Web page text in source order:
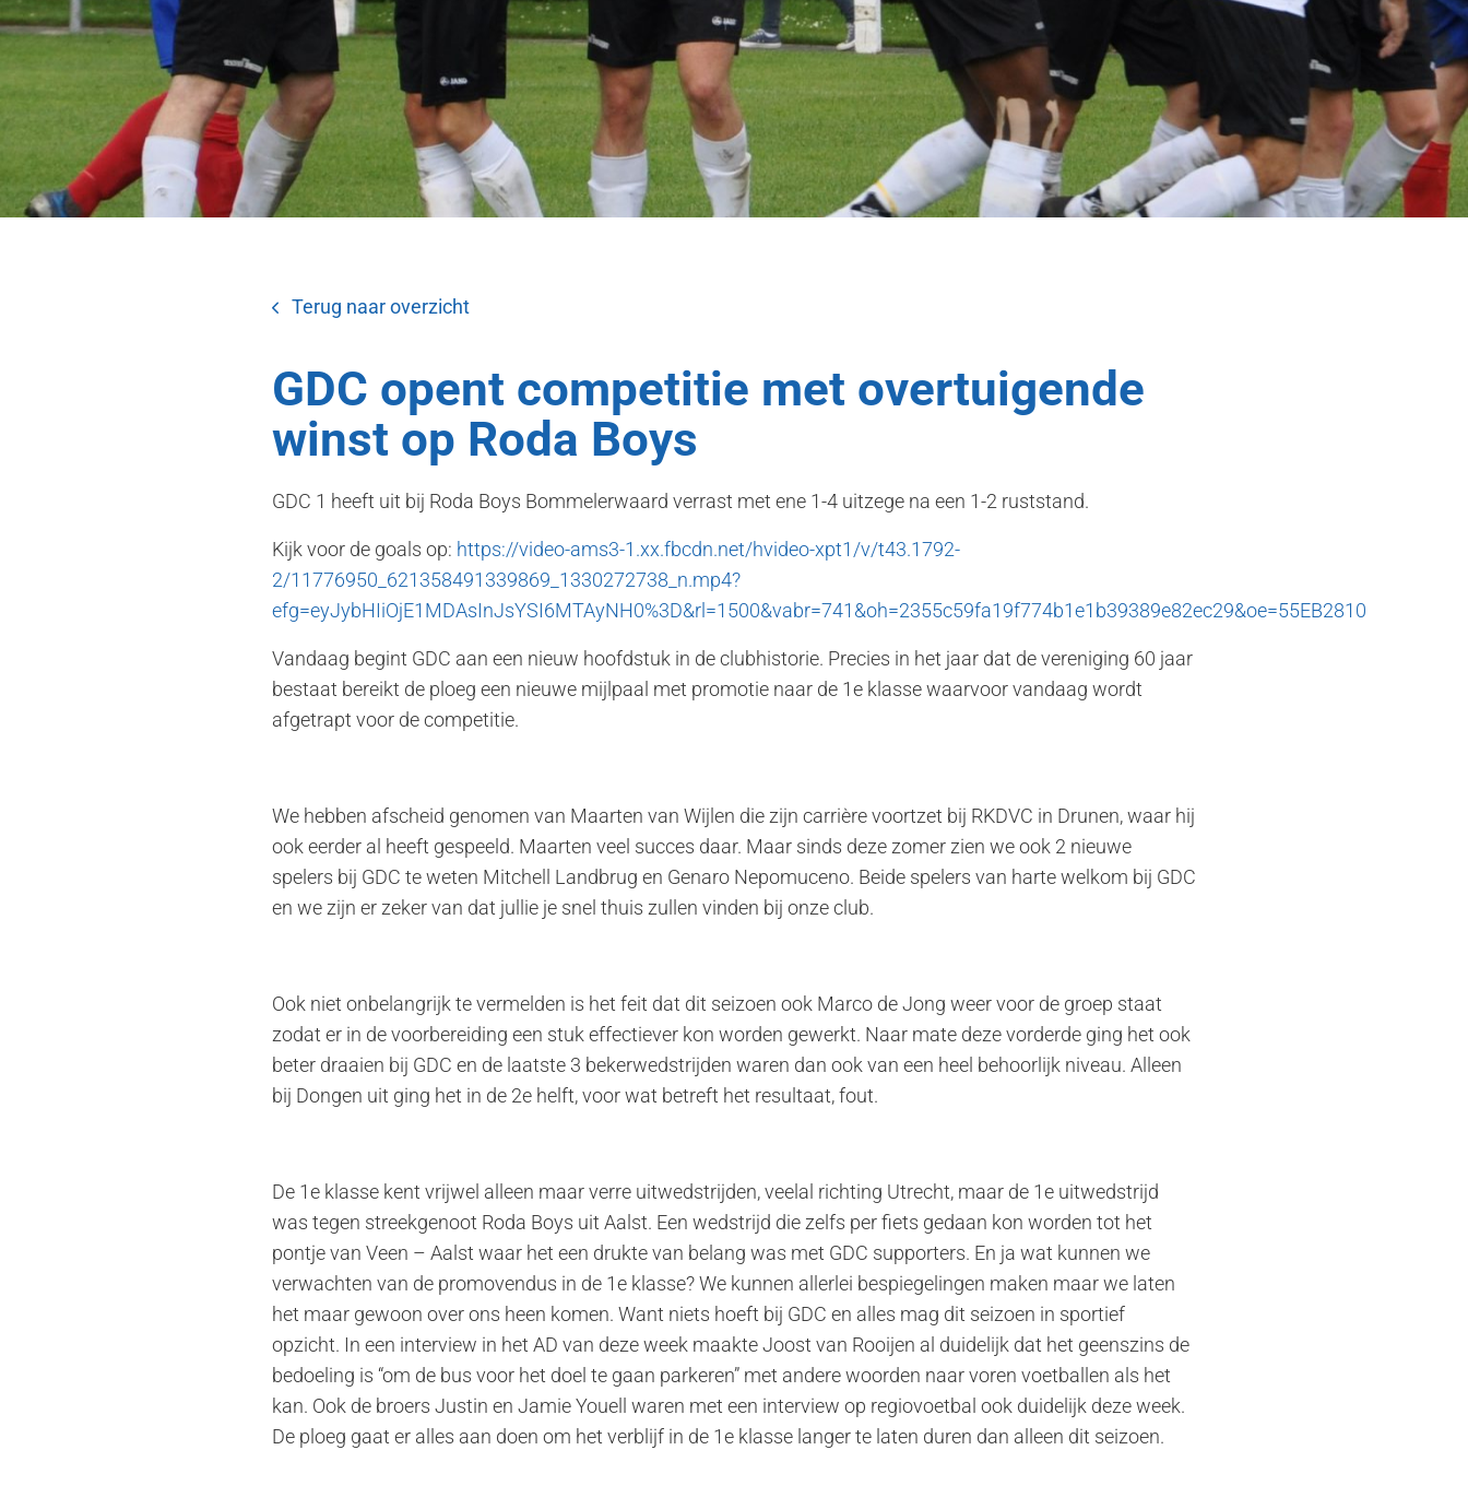
Terug naar overzicht
GDC opent competitie met overtuigende
winst op Roda Boys
GDC 1 heeft uit bij Roda Boys Bommelerwaard verrast met ene 1-4 uitzege na een 1-2 ruststand.
Kijk voor de goals op: https://video-ams3-1.xx.fbcdn.net/hvideo-xpt1/v/t43.1792-
2/11776950_621358491339869_1330272738_n.mp4?
efg=eyJybHIiOjE1MDAsInJsYSI6MTAyNH0%3D&rl=1500&vabr=741&oh=2355c59fa19f774b1e1b39389e82ec29&oe=55EB2810
Vandaag begint GDC aan een nieuw hoofdstuk in de clubhistorie. Precies in het jaar dat de vereniging 60 jaar
bestaat bereikt de ploeg een nieuwe mijlpaal met promotie naar de 1e klasse waarvoor vandaag wordt
afgetrapt voor de competitie.
We hebben afscheid genomen van Maarten van Wijlen die zijn carrière voortzet bij RKDVC in Drunen, waar hij
ook eerder al heeft gespeeld. Maarten veel succes daar. Maar sinds deze zomer zien we ook 2 nieuwe
spelers bij GDC te weten Mitchell Landbrug en Genaro Nepomuceno. Beide spelers van harte welkom bij GDC
en we zijn er zeker van dat jullie je snel thuis zullen vinden bij onze club.
Ook niet onbelangrijk te vermelden is het feit dat dit seizoen ook Marco de Jong weer voor de groep staat
zodat er in de voorbereiding een stuk effectiever kon worden gewerkt. Naar mate deze vorderde ging het ook
beter draaien bij GDC en de laatste 3 bekerwedstrijden waren dan ook van een heel behoorlijk niveau. Alleen
bij Dongen uit ging het in de 2e helft, voor wat betreft het resultaat, fout.
De 1e klasse kent vrijwel alleen maar verre uitwedstrijden, veelal richting Utrecht, maar de 1e uitwedstrijd
was tegen streekgenoot Roda Boys uit Aalst. Een wedstrijd die zelfs per fiets gedaan kon worden tot het
pontje van Veen – Aalst waar het een drukte van belang was met GDC supporters. En ja wat kunnen we
verwachten van de promovendus in de 1e klasse? We kunnen allerlei bespiegelingen maken maar we laten
het maar gewoon over ons heen komen. Want niets hoeft bij GDC en alles mag dit seizoen in sportief
opzicht. In een interview in het AD van deze week maakte Joost van Rooijen al duidelijk dat het geenszins de
bedoeling is “om de bus voor het doel te gaan parkeren” met andere woorden naar voren voetballen als het
kan. Ook de broers Justin en Jamie Youell waren met een interview op regiovoetbal ook duidelijk deze week.
De ploeg gaat er alles aan doen om het verblijf in de 1e klasse langer te laten duren dan alleen dit seizoen.